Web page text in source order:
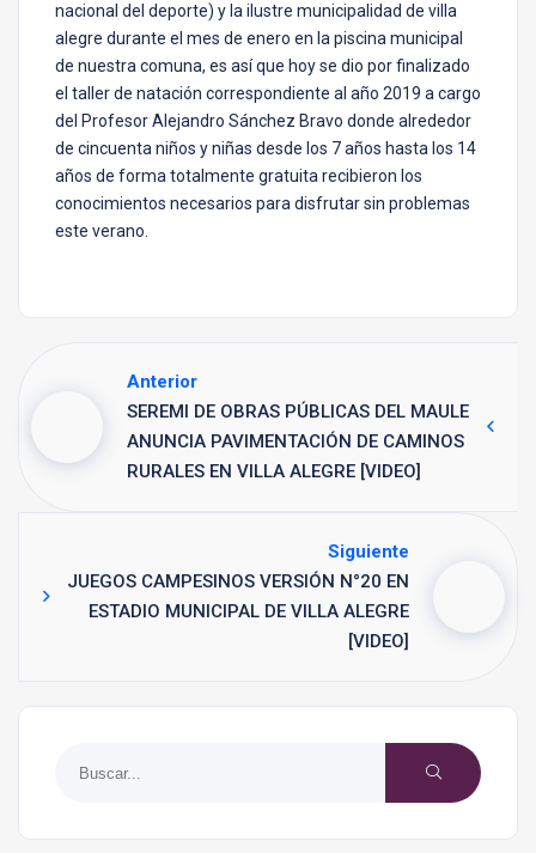
nacional del deporte) y la ilustre municipalidad de villa
alegre durante el mes de enero en la piscina municipal
de nuestra comuna, es así que hoy se dio por finalizado
el taller de natación correspondiente al año 2019 a cargo
del Profesor Alejandro Sánchez Bravo donde alrededor
de cincuenta niños y niñas desde los 7 años hasta los 14
años de forma totalmente gratuita recibieron los
conocimientos necesarios para disfrutar sin problemas
este verano.
Anterior
SEREMI DE OBRAS PÚBLICAS DEL MAULE
ANUNCIA PAVIMENTACIÓN DE CAMINOS
RURALES EN VILLA ALEGRE [VIDEO]
Siguiente
JUEGOS CAMPESINOS VERSIÓN N°20 EN
ESTADIO MUNICIPAL DE VILLA ALEGRE
[VIDEO]